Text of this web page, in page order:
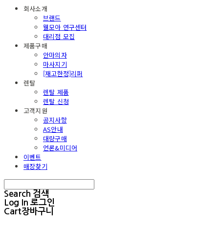
회사소개
브랜드
웰모아 연구센터
대리점 모집
제품구매
안마의자
마사지기
[재고한정]리퍼
렌탈
렌탈 제품
렌탈 신청
고객지원
공지사항
AS안내
대량구매
언론&미디어
이벤트
매장찾기
Search 검색
Log In 로그인
Cart장바구니